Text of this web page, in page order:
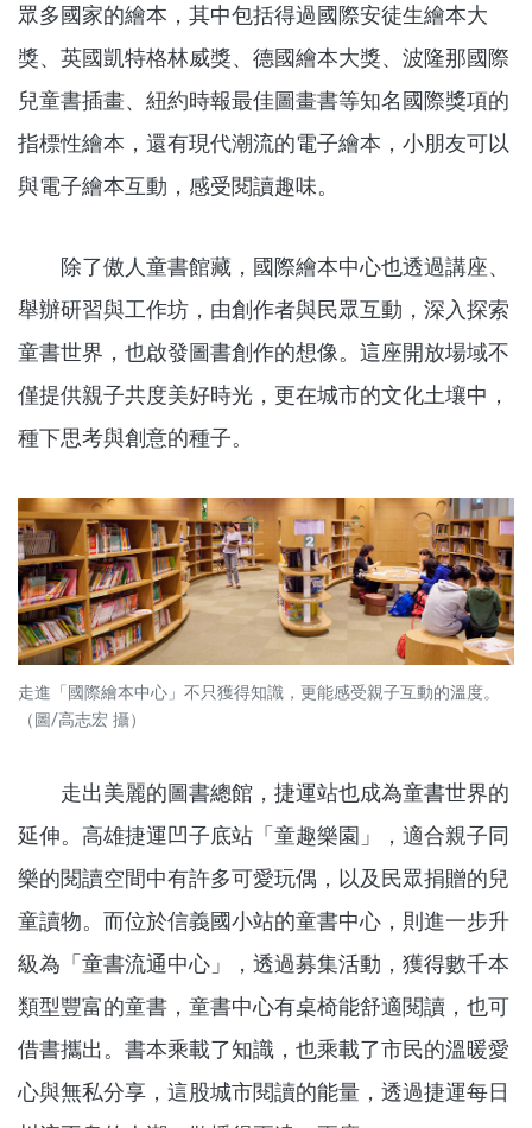
眾多國家的繪本，其中包括得過國際安徒生繪本大
獎、英國凱特格林威獎、德國繪本大獎、波隆那國際
兒童書插畫、紐約時報最佳圖畫書等知名國際獎項的
指標性繪本，還有現代潮流的電子繪本，小朋友可以
與電子繪本互動，感受閱讀趣味。
除了傲人童書館藏，國際繪本中心也透過講座、
舉辦研習與工作坊，由創作者與民眾互動，深入探索
童書世界，也啟發圖書創作的想像。這座開放場域不
僅提供親子共度美好時光，更在城市的文化土壤中，
種下思考與創意的種子。
走進「國際繪本中心」不只獲得知識，更能感受親子互動的溫度。
（圖/高志宏 攝）
走出美麗的圖書總館，捷運站也成為童書世界的
延伸。高雄捷運凹子底站「童趣樂園」，適合親子同
樂的閱讀空間中有許多可愛玩偶，以及民眾捐贈的兒
童讀物。而位於信義國小站的童書中心，則進一步升
級為「童書流通中心」，透過募集活動，獲得數千本
類型豐富的童書，童書中心有桌椅能舒適閱讀，也可
借書攜出。書本乘載了知識，也乘載了市民的溫暖愛
心與無私分享，這股城市閱讀的能量，透過捷運每日